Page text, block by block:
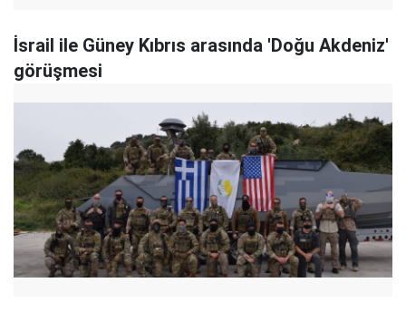
İsrail ile Güney Kıbrıs arasında 'Doğu Akdeniz'
görüşmesi